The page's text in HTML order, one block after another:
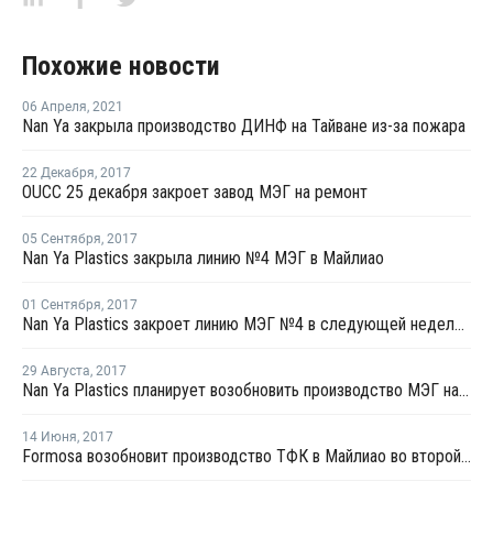
Похожие новости
06 Апреля, 2021
Nan Ya закрыла производство ДИНФ на Тайване из-за пожара
22 Декабря, 2017
OUCC 25 декабря закроет завод МЭГ на ремонт
05 Сентября, 2017
Nan Ya Plastics закрыла линию №4 МЭГ в Майлиао
01 Сентября, 2017
Nan Ya Plastics закроет линию МЭГ №4 в следующей неделе на ремонт
29 Августа, 2017
Nan Ya Plastics планирует возобновить производство МЭГ на линии №1 в Майлиао
14 Июня, 2017
Formosa возобновит производство ТФК в Майлиао во второй половине июня